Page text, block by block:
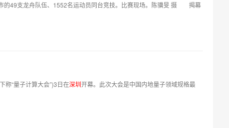
的49支龙舟队伍、1552名运动员同台竞技。比赛现场。陈骥旻 摄 揭幕
称“量子计算大会”)3日在深圳开幕。此次大会是中国内地量子领域规格最